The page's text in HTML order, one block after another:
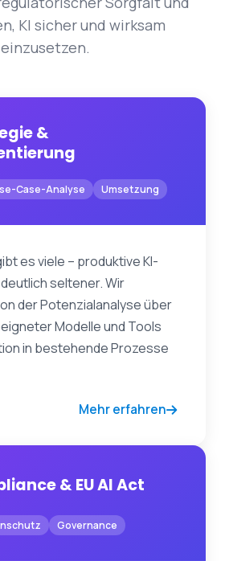
KI sicher und wirksam
einzusetzen.
&
Case-Analyse Umsetzung
es viele – produktive KI-
seltener. Wir
der Potenzialanalyse über
Modelle und Tools
in bestehende Prozesse
Mehr erfahren
& EU AI Act
Governance